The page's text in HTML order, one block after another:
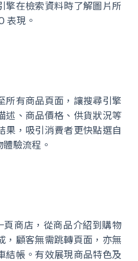
擎在檢索資料時了解圖片所
表現。
所有商品頁面，讓搜尋引擎
述、商品價格、供貨狀況等
果，吸引消費者更快點選自
驗流程。
商店，從商品介紹到購物
，顧客無需跳轉頁面，亦無
結帳。有效展現商品特色及